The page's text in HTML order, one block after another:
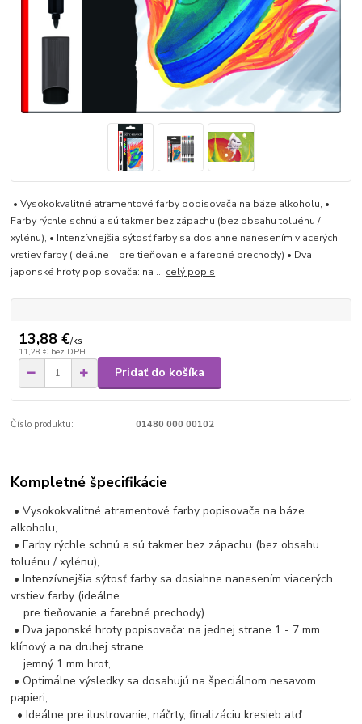
• Vysokokvalitné atramentové farby popisovača na báze alkoholu, •
Farby rýchle schnú a sú takmer bez zápachu (bez obsahu toluénu /
xylénu), • Intenzívnejšia sýtosť farby sa dosiahne nanesením viacerých
vrstiev farby (ideálne pre tieňovanie a farebné prechody) • Dva
japonské hroty popisovača: na ... celý popis
13,88 €/ks
11,28 € bez DPH
Pridať do košíka
Číslo produktu: 01480 000 00102
Kompletné špecifikácie
• Vysokokvalitné atramentové farby popisovača na báze
alkoholu,
• Farby rýchle schnú a sú takmer bez zápachu (bez obsahu
toluénu / xylénu),
• Intenzívnejšia sýtosť farby sa dosiahne nanesením viacerých
vrstiev farby (ideálne
pre tieňovanie a farebné prechody)
• Dva japonské hroty popisovača: na jednej strane 1 - 7 mm
klínový a na druhej strane
jemný 1 mm hrot,
• Optimálne výsledky sa dosahujú na špeciálnom nesavom
papieri,
• Ideálne pre ilustrovanie, náčrty, finalizáciu kresieb atď.